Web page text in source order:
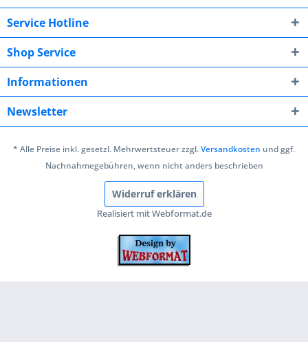
Service Hotline
Shop Service
Informationen
Newsletter
* Alle Preise inkl. gesetzl. Mehrwertsteuer zzgl.Versandkosten und ggf.
Nachnahmegebühren, wenn nicht anders beschrieben
Widerruf erklären
Realisiert mit Webformat.de